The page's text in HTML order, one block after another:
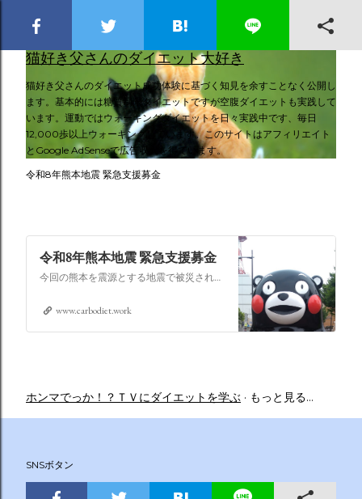
スキップしてメイン コンテンツに移動
猫好き父さんのダイエット大好き
猫好き父さんのダイエット成功体験に基づく知見を余すことなく公開し
ます。基本的には糖質制限ダイエットですが空腹ダイエットも実践して
います。運動ではウォーキングダイエットを日々実践中です、毎日
12,000歩以上ウォーキングしています。このサイトはアフィリエイト
とGoogle AdSenseで広告収入を得ています。
令和8年熊本地震 緊急支援募金
令和8年熊本地震 緊急支援募金
今回の熊本を震源とする地震で被災された皆さままだまだ余震も続き大変な時間を過ごされていると思います。心よりお見舞い申し上げます
www.carbodiet.work
ホンマでっか！？ＴＶにダイエットを学ぶ もっと見る…
SNSボタン